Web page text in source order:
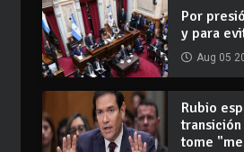
Por
y para
Aug 05
Rubio
tome